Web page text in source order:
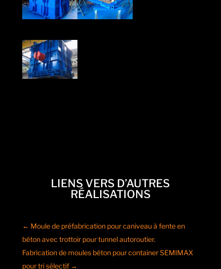
LIENS VERS D’AUTRES
RÉALISATIONS
← Moule de préfabrication pour caniveau à fente en
béton avec trottoir pour tunnel autoroutier.
Fabrication de moules béton pour container SEMIMAX
pour tri sélectif→